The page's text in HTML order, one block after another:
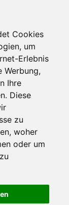
Cookies
um
Erlebnis
Werbung,
Ihre
Diese
zu
woher
oder um
Bewertungen